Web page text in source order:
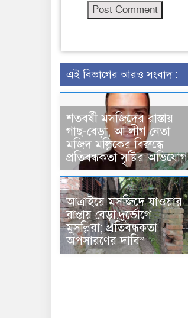
এই বিভাগের আরও সংবাদ :
শতবর্ষী মসজিদের রাস্তায়
গাছ-বেড়া, আ.লীগ নেতা
মজিদ মল্লিকের বিরুদ্ধে
প্রতিবন্ধকতা সৃষ্টির অভিযোগ
আত্রাইয়ে মসজিদে যাওয়ার
রাস্তায় বেড়া,দুর্ভোগে
মুসল্লিরা; প্রতিবন্ধকতা
অপসারণের দাবি”